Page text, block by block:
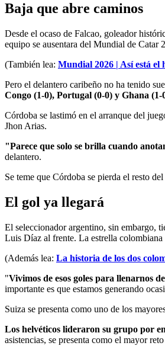
Baja que abre caminos
Desde el ocaso de Falcao, goleador
equipo se ausentara del Mundial de Catar
(También lea: Mundial 2026 | Así está el
Pero el delantero caribeño no ha tenido
Congo (1-0), Portugal (0-0) y Ghana (1-
Córdoba se lastimó en el arranque del
Jhon Arias.
"Parece que solo se brilla cuando
delantero.
Se teme que Córdoba se pierda el resto
El gol ya llegará
El seleccionador argentino, sin embargo,
Luis Díaz al frente. La estrella
(Además lea: La historia de los dos
"Vivimos de esos goles para llenarnos
importante es que estamos generando
Suiza se presenta como uno de los
Los helvéticos lideraron su grupo por
asistencias, se presenta como el mayor